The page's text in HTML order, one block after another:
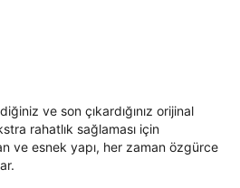
Axess 4
Ziraat Bankası
ve son çıkardığınız orijinal
rahatlık sağlaması için
ve esnek yapı, her zaman özgürce
Bildirimi
mail adresinize
göndereceğiz.
Bir büyük harf
Onay Kodu
için lütfen telefonunuza SMS
Onay Kodu
için lütfen telefonunuza SMS